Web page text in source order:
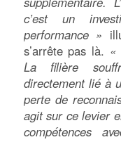
c’est un
performance »
s’arrête pas là. «
La filière
directement lié à
perte de
agit sur ce levier
compétences